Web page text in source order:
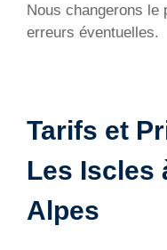
Nous changerons le
erreurs éventuelles.
Tarifs et
Les Iscles
Alpes